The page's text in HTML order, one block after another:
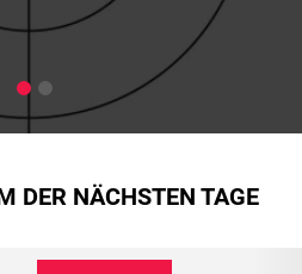
DER NÄCHSTEN TAGE